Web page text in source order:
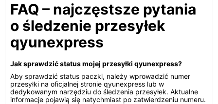
FAQ – najczęstsze pytania
o śledzenie przesyłek
qyunexpress
Jak sprawdzić status mojej przesyłki qyunexpress?
Aby sprawdzić status paczki, należy wprowadzić numer
przesyłki na oficjalnej stronie qyunexpress lub w
dedykowanym narzędziu do śledzenia przesyłek. Aktualne
informacje pojawią się natychmiast po zatwierdzeniu numeru.